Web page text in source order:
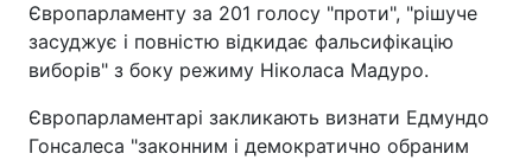
Європарламенту за 201 голосу "проти", "рішуче
засуджує і повністю відкидає фальсифікацію
виборів" з боку режиму Ніколаса Мадуро.
Європарламентарі закликають визнати Едмундо
Гонсалеса "законним і демократично обраним